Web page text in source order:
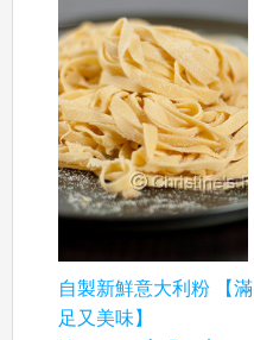
自製新鮮意大利粉 【滿
足又美味】